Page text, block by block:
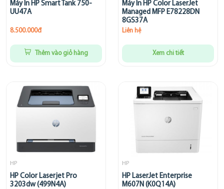
Máy In HP Smart Tank 750-
UU47A
8.500.000đ
Thêm vào giỏ hàng
Máy In HP Color LaserJet
Managed MFP E78228DN
8GS37A
Liên hệ
Xem chi tiết
HP
HP Color Laserjet Pro
3203dw (499N4A)
HP
HP LaserJet Enterprise
M607N (K0Q14A)